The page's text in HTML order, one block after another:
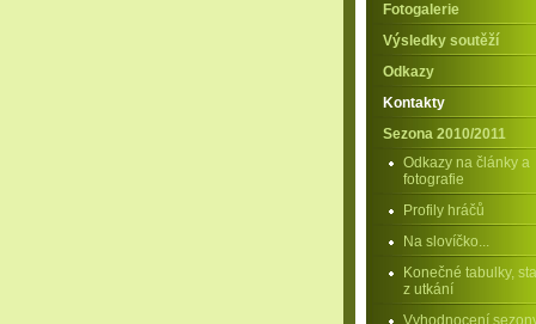
Fotogalerie
Výsledky soutěží
Odkazy
Kontakty
Sezona 2010/2011
Odkazy na články a
fotografie
Profily hráčů
Na slovíčko...
Konečné tabulky,
z utkání
Vyhodnocení